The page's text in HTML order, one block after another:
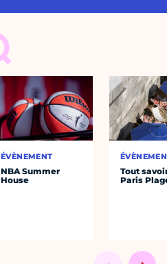
ÉVÈNEMENT
NBA Summer
House
Tout
Paris